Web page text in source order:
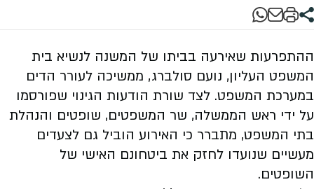
ההתפרעות שאירעה בביתו של המשנה לנשיא בית
המשפט העליון, נועם סולברג, ממשיכה לעורר הדים
במערכת המשפט. לצד שורת הודעות הגינוי שפורסמו
על ידי ראש הממשלה, שר המשפטים, שופטים והנהלת
בתי המשפט, מתברר כי האירוע הוביל גם לצעדים
מעשיים שנועדו לחזק את ביטחונם האישי של
השופטים.